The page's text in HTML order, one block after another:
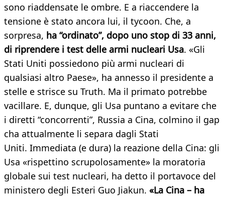
sono riaddensate le ombre. E a riaccendere la
tensione è stato ancora lui, il tycoon. Che, a
sorpresa, ha “ordinato”, dopo uno stop di 33 anni,
di riprendere i test delle armi nucleari Usa. «Gli
Stati Uniti possiedono più armi nucleari di
qualsiasi altro Paese», ha annesso il presidente a
stelle e strisce su Truth. Ma il primato potrebbe
vacillare. E, dunque, gli Usa puntano a evitare che
i diretti “concorrenti”, Russia a Cina, colmino il gap
cha attualmente li separa dagli Stati
Uniti. Immediata (e dura) la reazione della Cina: gli
Usa «rispettino scrupolosamente» la moratoria
globale sui test nucleari, ha detto il portavoce del
ministero degli Esteri Guo Jiakun. «La Cina – ha